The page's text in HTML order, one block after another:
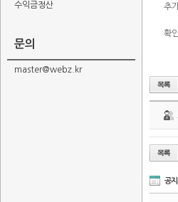
수익금정산
문의
master@webz.kr
추
확
공